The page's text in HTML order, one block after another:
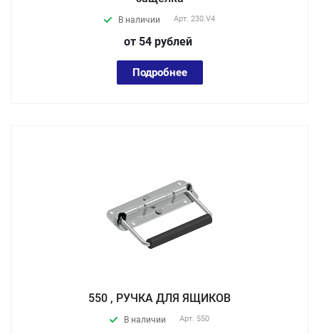
В наличии Арт. 230.V4
от 54 рублей
Подробнее
550 , РУЧКА ДЛЯ ЯЩИКОВ
В наличии Арт. 550